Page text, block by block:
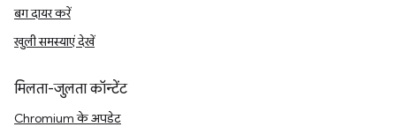
बग दायर करें
खुली समस्याएं देखें
मिलता-जुलता कॉन्टेंट
Chromium के अपडेट